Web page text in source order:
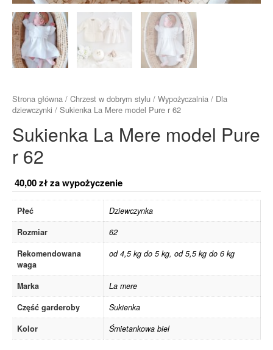
Strona główna / Chrzest w dobrym stylu / Wypożyczalnia / Dla
dziewczynki / Sukienka La Mere model Pure r 62
Sukienka La Mere model Pure
r 62
40,00złza wypożyczenie
Płeć
Dziewczynka
Rozmiar
62
Rekomendowana
waga
od 4,5 kg do 5 kg, od 5,5 kg do 6 kg
Marka
La mere
Część garderoby
Sukienka
Kolor
Śmietankowa biel